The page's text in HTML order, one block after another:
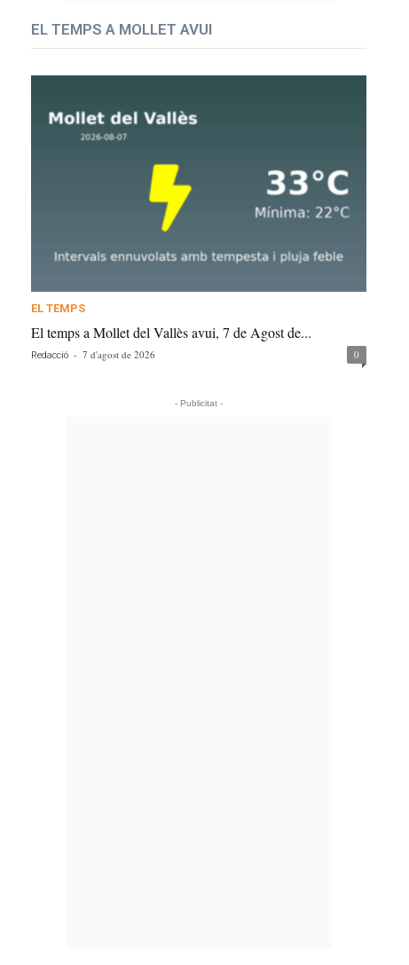
EL TEMPS A MOLLET AVUI
EL TEMPS
El temps a Mollet del Vallès avui, 7 de Agost de...
Redacció - 7 d'agost de 2026 0
- Publicitat -